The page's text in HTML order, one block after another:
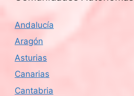
Andalucía
Aragón
Asturias
Canarias
Cantabria